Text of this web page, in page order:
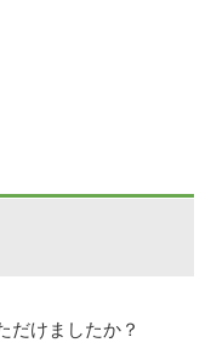
だけましたか？